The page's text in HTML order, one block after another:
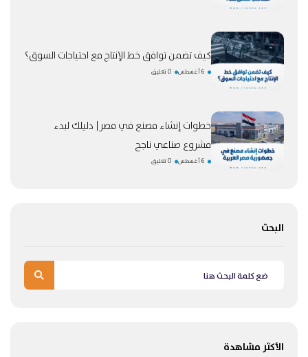
كيف تضمن توافق خط الإنتاج مع احتياجات السوق؟
6 أغسطس 0 تعليق
خطوات إنشاء مصنع في مصر| دليلك لبدء
مشروع صناعي ناجح
6 أغسطس 0 تعليق
البحث
الأكثر مشاهدة